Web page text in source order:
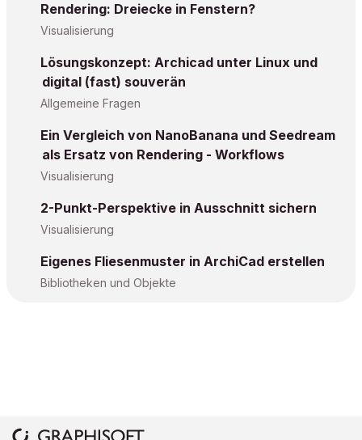
Rendering: Dreiecke in Fenstern?
Visualisierung
Lösungskonzept: Archicad unter Linux und
digital (fast) souverän
Allgemeine Fragen
Ein Vergleich von NanoBanana und Seedream
als Ersatz von Rendering - Workflows
Visualisierung
2-Punkt-Perspektive in Ausschnitt sichern
Visualisierung
Eigenes Fliesenmuster in ArchiCad erstellen
Bibliotheken und Objekte